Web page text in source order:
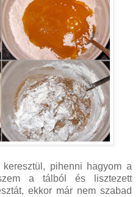
pihenni hagyom a
a tálból és lisztezett
ekkor már nem szabad